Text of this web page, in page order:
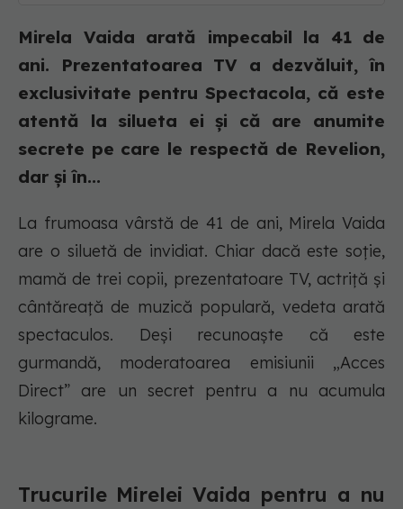
Mirela Vaida arată impecabil la 41 de
ani. Prezentatoarea TV a dezvăluit, în
exclusivitate pentru Spectacola, că este
atentă la silueta ei și că are anumite
secrete pe care le respectă de Revelion,
dar și în...
La frumoasa vârstă de 41 de ani, Mirela Vaida
are o siluetă de invidiat. Chiar dacă este soție,
mamă de trei copii, prezentatoare TV, actriță și
cântăreață de muzică populară, vedeta arată
spectaculos. Deși recunoaște că este
gurmandă, moderatoarea emisiunii „Acces
Direct” are un secret pentru a nu acumula
kilograme.
Trucurile Mirelei Vaida pentru a nu